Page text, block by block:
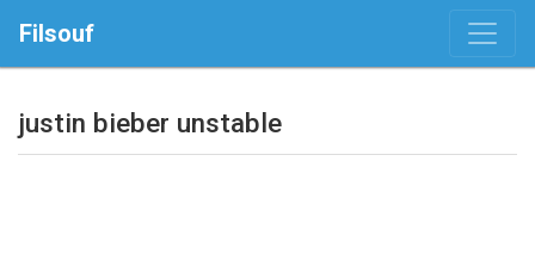
Filsouf
justin bieber unstable